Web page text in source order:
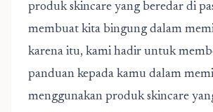
produk skincare yang beredar di
membuat kita bingung dalam
karena itu, kami hadir untuk
panduan kepada kamu dalam
menggunakan produk skincare